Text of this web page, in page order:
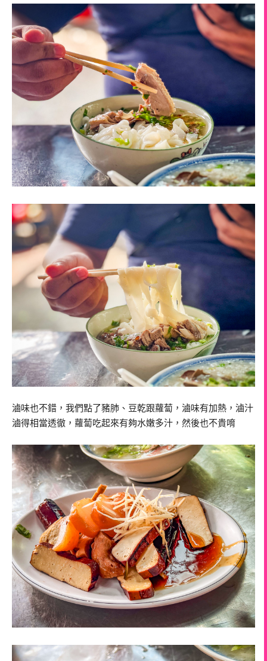
滷味也不錯，我們點了豬肺、豆乾跟蘿蔔，滷味有加熱，滷汁
滷得相當透徹，蘿蔔吃起來有夠水嫩多汁，然後也不貴唷